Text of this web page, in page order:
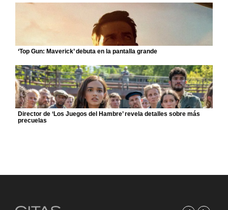
‘Top Gun: Maverick’ debuta en la pantalla grande
Director de ‘Los Juegos del Hambre’ revela detalles sobre más
precuelas